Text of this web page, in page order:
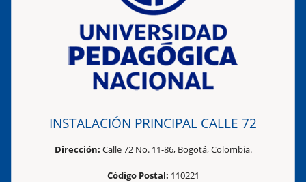
INSTALACIÓN PRINCIPAL CALLE 72
Dirección: Calle 72 No. 11-86, Bogotá, Colombia.
Código Postal: 110221